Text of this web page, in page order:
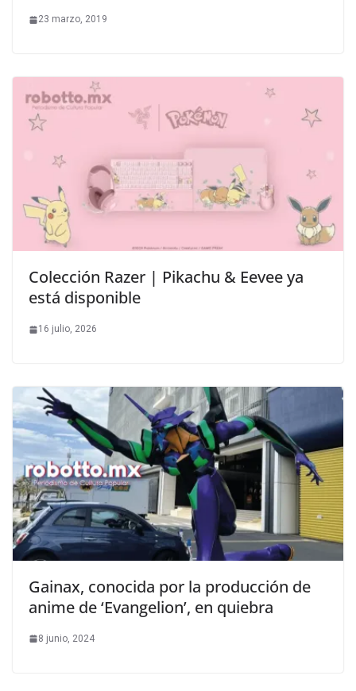
23 marzo, 2019
Colección Razer | Pikachu & Eevee ya
está disponible
16 julio, 2026
Gainax, conocida por la producción de
anime de ‘Evangelion’, en quiebra
8 junio, 2024